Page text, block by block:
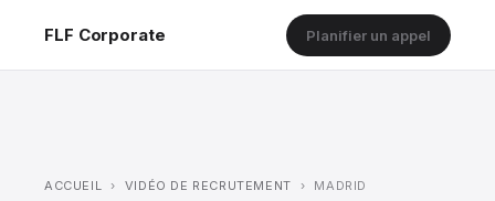
FLF Corporate Planifier un appel
ACCUEIL › VIDÉO DE RECRUTEMENT › MADRID